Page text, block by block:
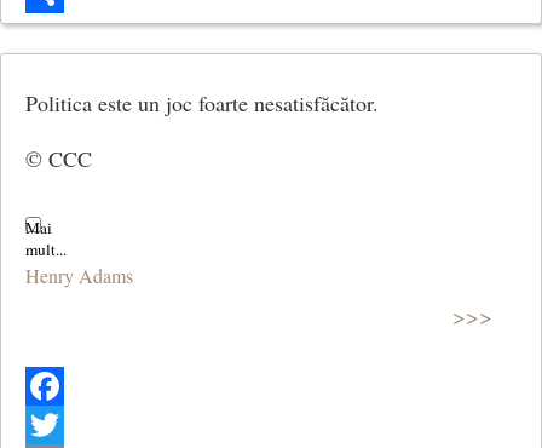
Share
Politica este un joc foarte nesatisfăcător.
© CCC
Henry Adams
>>>
Facebook